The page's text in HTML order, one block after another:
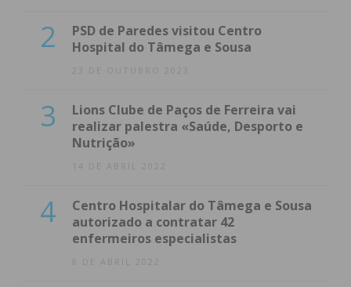
2
PSD de Paredes visitou Centro
Hospital do Tâmega e Sousa
23 DE OUTUBRO 2023
3
Lions Clube de Paços de Ferreira vai
realizar palestra «Saúde, Desporto e
Nutrição»
14 DE ABRIL 2022
4
Centro Hospitalar do Tâmega e Sousa
autorizado a contratar 42
enfermeiros especialistas
8 DE ABRIL 2022